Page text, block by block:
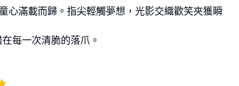
心滿載而歸。指尖輕觸夢想，光影交織歡笑夾獲瞬
每一次清脆的落爪。